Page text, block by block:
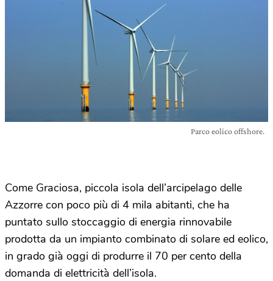
Parco eolico offshore.
Come Graciosa, piccola isola dell’arcipelago delle
Azzorre con poco più di 4 mila abitanti, che ha
puntato sullo stoccaggio di energia rinnovabile
prodotta da un impianto combinato di solare ed eolico,
in grado già oggi di produrre il 70 per cento della
domanda di elettricità dell’isola.